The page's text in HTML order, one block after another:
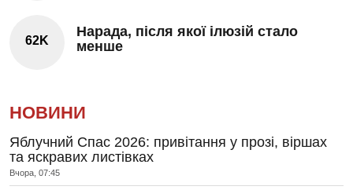
62K
Нарада, після якої ілюзій стало
менше
НОВИНИ
Яблучний Спас 2026: привітання у прозі, віршах
та яскравих листівках
Вчора, 07:45